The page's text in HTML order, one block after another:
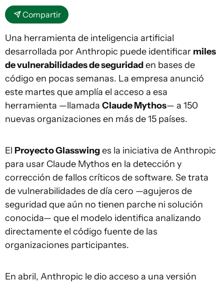
Compartir
Una herramienta de inteligencia artificial
desarrollada por Anthropic puede identificar miles
de vulnerabilidades de seguridaden bases de
código en pocas semanas. La empresa anunció
este martes que amplía el acceso a esa
herramienta —llamada Claude Mythos— a 150
nuevas organizaciones en más de 15 países.
El Proyecto Glasswinges la iniciativa de Anthropic
para usar Claude Mythos en la detección y
corrección de fallos críticos de software. Se trata
de vulnerabilidades de día cero —agujeros de
seguridad que aún no tienen parche ni solución
conocida— que el modelo identifica analizando
directamente el código fuente de las
organizaciones participantes.
En abril, Anthropic le dio acceso a una versión